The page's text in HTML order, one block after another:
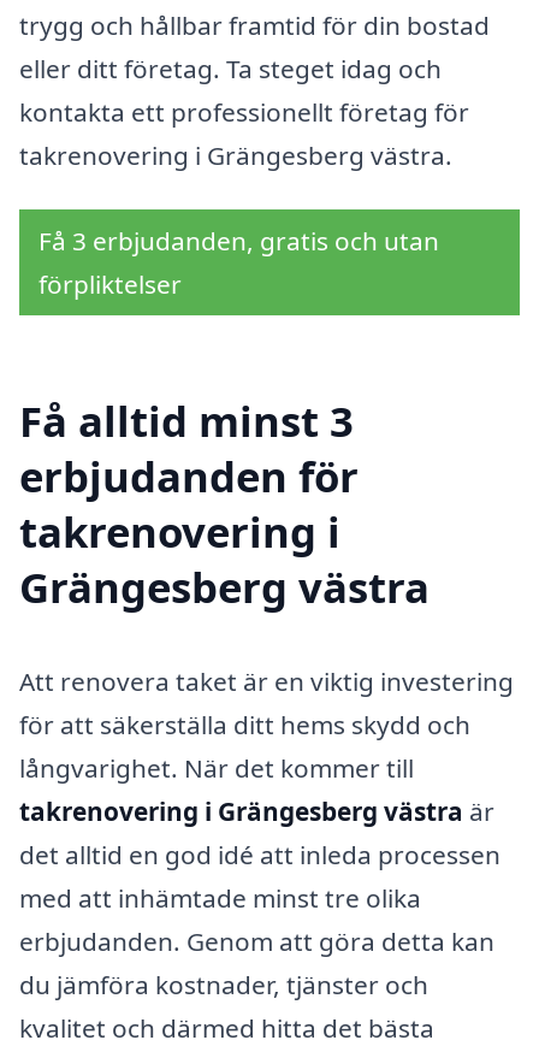
trygg och hållbar framtid för din bostad
eller ditt företag. Ta steget idag och
kontakta ett professionellt företag för
takrenovering i Grängesberg västra.
Få 3 erbjudanden, gratis och utan
förpliktelser
Få alltid minst 3
erbjudanden för
takrenovering i
Grängesberg västra
Att renovera taket är en viktig investering
för att säkerställa ditt hems skydd och
långvarighet. När det kommer till
takrenovering i Grängesberg västra är
det alltid en god idé att inleda processen
med att inhämtade minst tre olika
erbjudanden. Genom att göra detta kan
du jämföra kostnader, tjänster och
kvalitet och därmed hitta det bästa